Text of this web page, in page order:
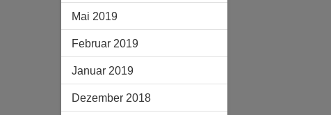
Mai 2019
Februar 2019
Januar 2019
Dezember 2018